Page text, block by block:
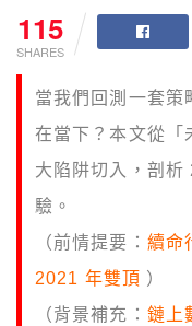
115
SHARES
當我們回測一套策
在當下？本文從「
大陷阱切入，剖析
驗。
（前情提要： 續命
2021 年雙頂 ）
（背景補充： 鏈上